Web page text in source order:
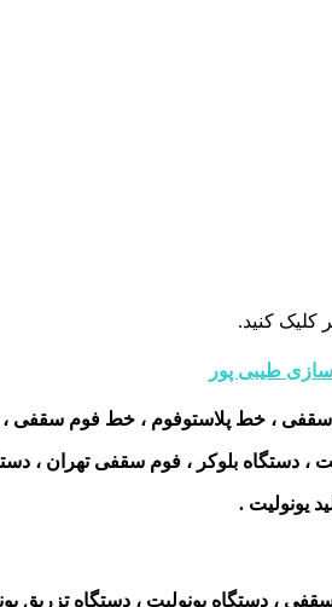
کلیک کنید.
طیبی پور
، خط پلاستوفوم ، خط فوم سقفی ،
دستگاه بلوکر ، فوم سقفی تهران ،
یونولیت .
دستگاه یونولیت ، دستگاه تزریق